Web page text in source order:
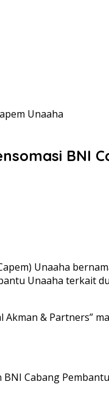
Unaaha
BNI
Unaaha
Unaaha terkait
& Partners”
Cabang